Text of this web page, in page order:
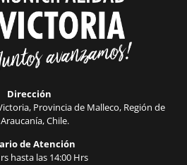
Dirección
Provincia de Malleco, Región de
Chile.
de Atención
hasta las 14:00 Hrs